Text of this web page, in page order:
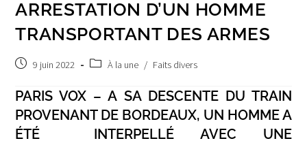
ARRESTATION D’UN HOMME
TRANSPORTANT DES ARMES
Post9 juin 2022
PostÀ la une / Faits divers
PARIS VOX – A SA DESCENTE DU TRAIN
PROVENANT DE BORDEAUX, UN HOMME A
ÉTÉ INTERPELLÉ AVEC UNE